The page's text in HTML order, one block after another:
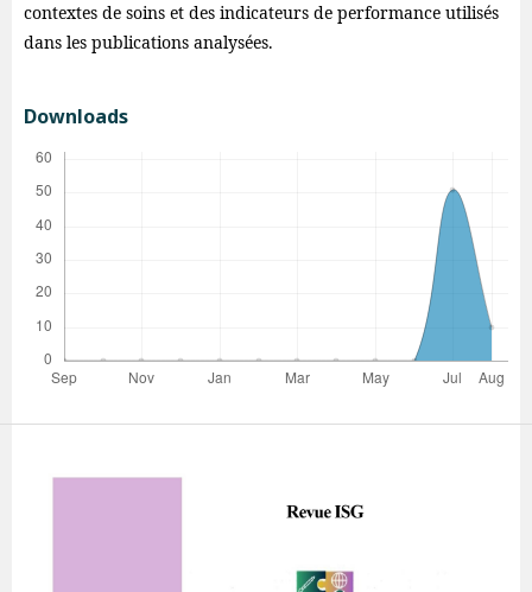
contextes de soins et des indicateurs de performance utilisés
dans les publications analysées.
Downloads